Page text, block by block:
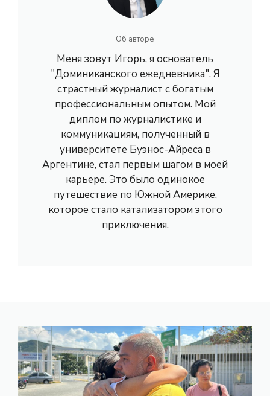
Об авторе
Меня зовут Игорь, я основатель
"Доминиканского ежедневника". Я
страстный журналист с богатым
профессиональным опытом. Мой
диплом по журналистике и
коммуникациям, полученный в
университете Буэнос-Айреса в
Аргентине, стал первым шагом в моей
карьере. Это было одинокое
путешествие по Южной Америке,
которое стало катализатором этого
приключения.